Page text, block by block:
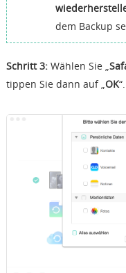
dem Backup
Schritt 3:Wählen Sie „
tippen Sie dann auf „ OK“.